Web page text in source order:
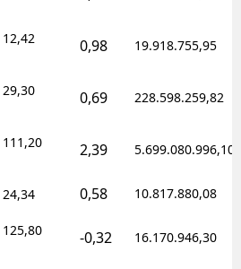
12,42 0,98 19.918.755,95
29,30 0,69 228.598.259,82
111,20 2,39 5.699.080.996,10
24,34 0,58 10.817.880,08
125,80 -0,32 16.170.946,30